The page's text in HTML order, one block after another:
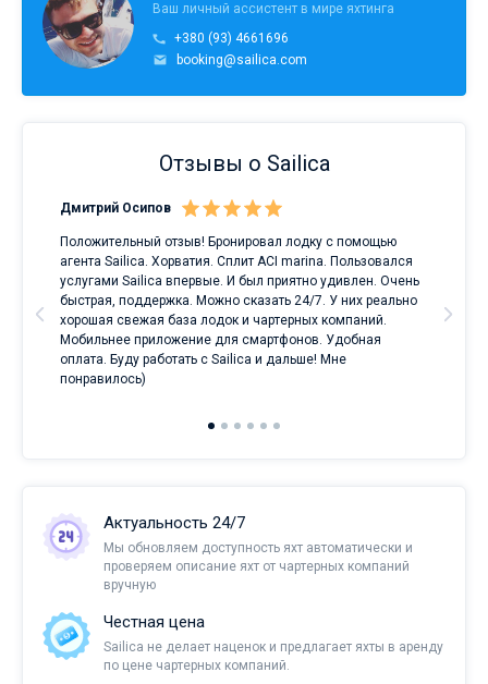
Ваш личный ассистент в мире яхтинга
+380 (93) 4661696
booking@sailica.com
Отзывы о Sailica
Дмитрий Осипов
Положительный отзыв! Бронировал лодку с помощью
агента Sailica. Хорватия. Сплит ACI marina. Пользовался
услугами Sailica впервые. И был приятно удивлен. Очень
быстрая, поддержка. Можно сказать 24/7. У них реально
хорошая свежая база лодок и чартерных компаний.
Мобильнее приложение для смартфонов. Удобная
оплата. Буду работать с Sailica и дальше! Мне
понравилось)
Актуальность 24/7
Мы обновляем доступность яхт автоматически и
проверяем описание яхт от чартерных компаний
вручную
Честная цена
Sailica не делает наценок и предлагает яхты в аренду
по цене чартерных компаний.